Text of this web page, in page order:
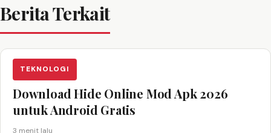
Berita Terkait
TEKNOLOGI
Download Hide Online Mod Apk 2026
untuk Android Gratis
3 menit lalu